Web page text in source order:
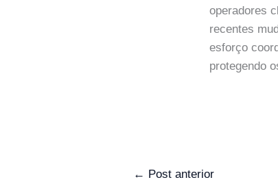
operadores
recentes
esforço
protegendo
← Post anterior